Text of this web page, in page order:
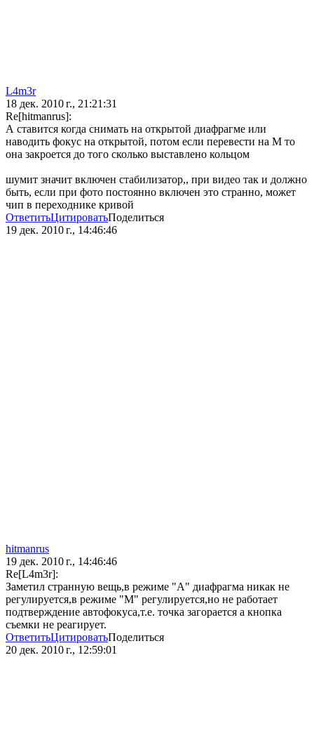
L4m3r
18 дек. 2010 г., 21:21:31
Re[hitmanrus]:
А ставится когда снимать на открытой диафрагме или
наводить фокус на открытой, потом если перевести на М то
она закроется до того сколько выставлено кольцом
шумит значит включен стабилизатор,, при видео так и должно
быть, если при фото постоянно включен это странно, может
чип в переходнике кривой
ОтветитьЦитироватьПоделиться
19 дек. 2010 г., 14:46:46
hitmanrus
19 дек. 2010 г., 14:46:46
Re[L4m3r]:
Заметил странную вещь,в режиме "А" диафрагма никак не
регулируется,в режиме "М" регулируется,но не работает
подтверждение автофокуса,т.е. точка загорается а кнопка
съемки не реагирует.
ОтветитьЦитироватьПоделиться
20 дек. 2010 г., 12:59:01